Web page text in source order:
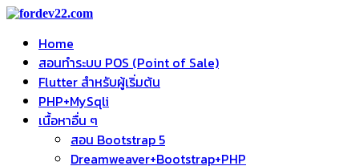
Home
สอนทำระบบ POS (Point of Sale)
Flutter สำหรับผู้เริ่มต้น
PHP+MySqli
เนื้อหาอื่น ๆ
สอน Bootstrap 5
Dreamweaver+Bootstrap+PHP